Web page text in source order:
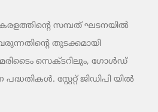
സമ്പത് ഘടനയിൽ
തുടക്കമായി
മരിടൈം സെക്ടറിലും, ഗോൾഡ്
സ്റ്റേറ്റ് ജിഡിപി യിൽ